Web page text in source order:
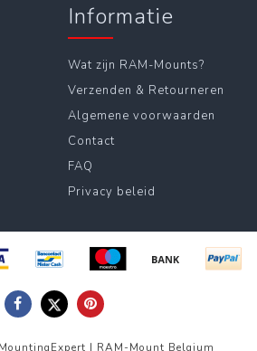
Informatie
Wat zijn RAM-Mounts?
Verzenden & Retourneren
Algemene voorwaarden
Contact
FAQ
Privacy beleid
| RAM-Mount Belgium